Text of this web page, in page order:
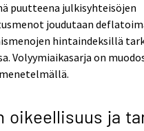
puutteena julkisyhteisöjen
joudutaan
hintaindeksillä
Volyymiaikasarja on
oikeellisuus ja